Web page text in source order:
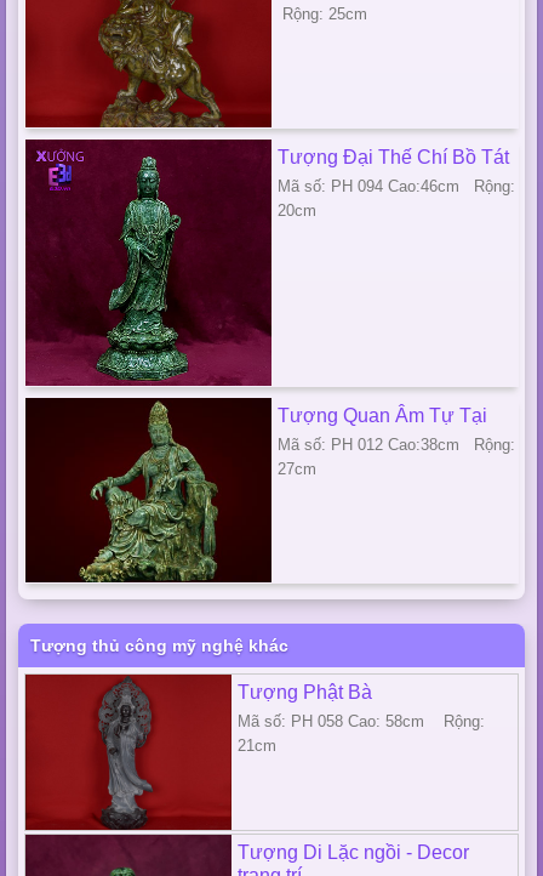
Rộng: 25cm
Tượng Đại Thế Chí Bồ Tát
Mã số: PH 094 Cao:46cm Rộng:
20cm
Tượng Quan Âm Tự Tại
Mã số: PH 012 Cao:38cm Rộng:
27cm
Tượng thủ công mỹ nghệ khác
Tượng Phật Bà
Mã số: PH 058 Cao: 58cm Rộng:
21cm
Tượng Di Lặc ngồi - Decor